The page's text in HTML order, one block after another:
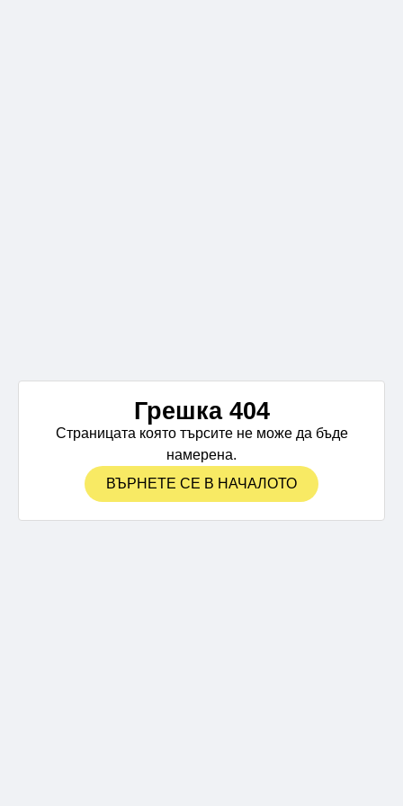
Грешка 404
Страницата която търсите не може да бъде
намерена.
ВЪРНЕТЕ СЕ В НАЧАЛОТО